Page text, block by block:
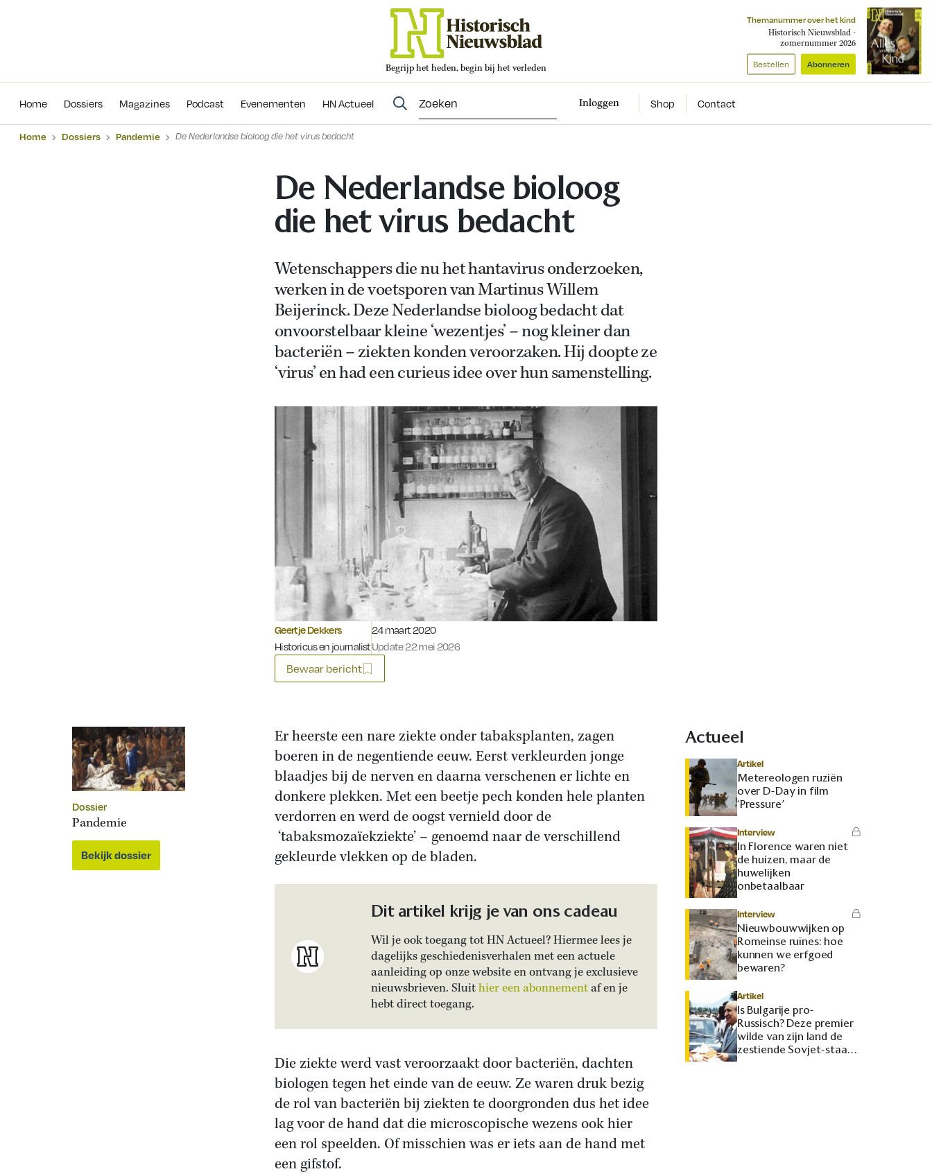
Begrijp het heden, begin bij het verleden
Themanummer over het kind
Historisch Nieuwsblad -
zomernummer 2026
Bestellen Abonneren
Home Dossiers Magazines Podcast Evenementen HN Actueel Inloggen Shop Contact
Evenementen
Home Dossiers Pandemie De Nederlandse bioloog die het virus bedacht
De Nederlandse bioloog
die het virus bedacht
Wetenschappers die nu het hantavirus onderzoeken,
werken in de voetsporen van Martinus Willem
Beijerinck. Deze Nederlandse bioloog bedacht dat
onvoorstelbaar kleine ‘wezentjes’ – nog kleiner dan
bacteriën – ziekten konden veroorzaken. Hij doopte ze
‘virus’ en had een curieus idee over hun samenstelling.
Geertje Dekkers
Historicus en journalist
Gepubliceerd op:
24 maart 2020
Update 22 mei 2026
Bewaar bericht
Dossier
Pandemie
Bekijk dossier
Er heerste een nare ziekte onder tabaksplanten, zagen
boeren in de negentiende eeuw. Eerst verkleurden jonge
blaadjes bij de nerven en daarna verschenen er lichte en
donkere plekken. Met een beetje pech konden hele planten
verdorren en werd de oogst vernield door de
‘tabaksmozaïekziekte’ – genoemd naar de verschillend
gekleurde vlekken op de bladen.
Dit artikel krijg je van ons cadeau
Wil je ook toegang tot HN Actueel? Hiermee lees je
dagelijks geschiedenisverhalen met een actuele
aanleiding op onze website en ontvang je exclusieve
nieuwsbrieven. Sluithier een abonnementaf en je
hebt direct toegang.
Die ziekte werd vast veroorzaakt door bacteriën, dachten
biologen tegen het einde van de eeuw. Ze waren druk bezig
de rol van bacteriën bij ziekten te doorgronden dus het idee
lag voor de hand dat die microscopische wezens ook hier
een rol speelden. Of misschien was er iets aan de hand met
een gifstof.
Actueel
Artikel
Metereologen ruziën
over D-Day in film
‘Pressure’
Interview
In Florence waren niet
de huizen, maar de
huwelijken
onbetaalbaar
Interview
Nieuwbouwwijken op
Romeinse ruïnes: hoe
kunnen we erfgoed
bewaren?
Artikel
Is Bulgarije pro-
Russisch? Deze premier
wilde van zijn land de
zestiende Sovjet-staat
maken